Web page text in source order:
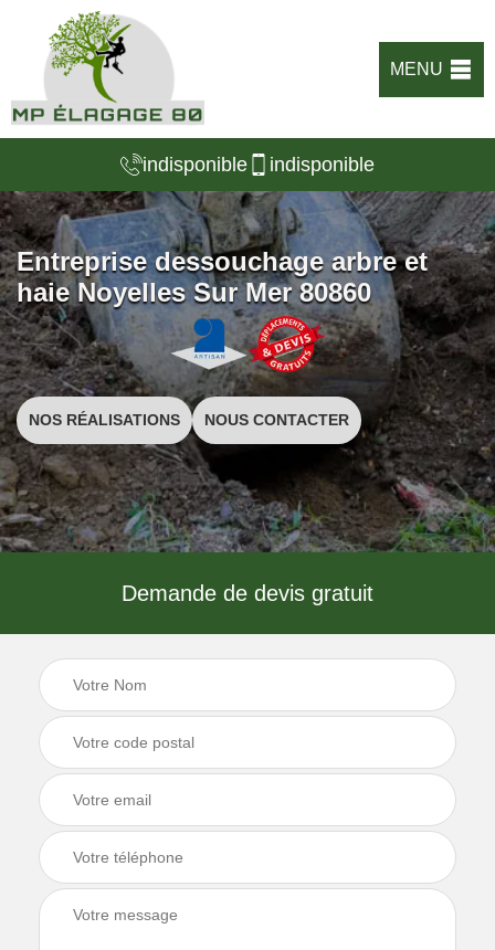
MENU
indisponible indisponible
Entreprise dessouchage arbre et
haie Noyelles Sur Mer 80860
NOS RÉALISATIONS NOUS CONTACTER
Demande de devis gratuit